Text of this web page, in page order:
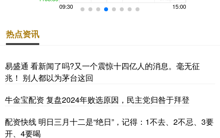
热点资讯
易盛通 看新闻了吗?又一个震惊十四亿人的消息。毫无征
兆！ 别人都以为茅台这回
牛金宝配资 复盘2024年败选原因，民主党归咎于拜登
配资快线 明日三月十二是“绝日”，记得：1不去、2不忌、3要
开、4要喝